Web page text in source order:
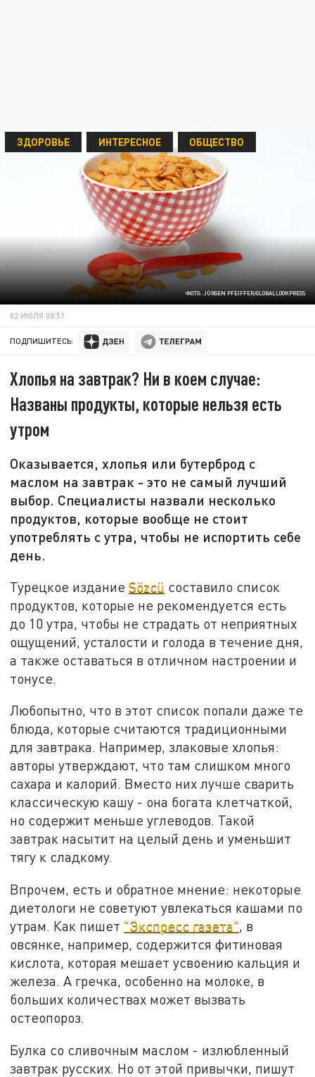
ФОТО: JÜRGEN PFEIFFER/GLOBALLOOKPRESS
ЗДОРОВЬЕ ИНТЕРЕСНОЕ ОБЩЕСТВО
02 ИЮЛЯ 08:51
ПОДПИШИТЕСЬ:
Хлопья на завтрак? Ни в коем случае:
Названы продукты, которые нельзя есть
утром
Оказывается, хлопья или бутерброд с
маслом на завтрак - это не самый лучший
выбор. Специалисты назвали несколько
продуктов, которые вообще не стоит
употреблять с утра, чтобы не испортить себе
день.
Турецкое изданиеSözcü составило список
продуктов, которые не рекомендуется есть
до 10 утра, чтобы не страдать от неприятных
ощущений, усталости и голода в течение дня,
а также оставаться в отличном настроении и
тонусе.
Любопытно, что в этот список попали даже те
блюда, которые считаются традиционными
для завтрака. Например, злаковые хлопья:
авторы утверждают, что там слишком много
сахара и калорий. Вместо них лучше сварить
классическую кашу - она богата клетчаткой,
но содержит меньше углеводов. Такой
завтрак насытит на целый день и уменьшит
тягу к сладкому.
Впрочем, есть и обратное мнение: некоторые
диетологи не советуют увлекаться кашами по
утрам. Как пишет "Экспресс газета", в
овсянке, например, содержится фитиновая
кислота, которая мешает усвоению кальция и
железа. А гречка, особенно на молоке, в
больших количествах может вызвать
остеопороз.
Булка со сливочным маслом - излюбленный
завтрак русских. Но от этой привычки, пишут